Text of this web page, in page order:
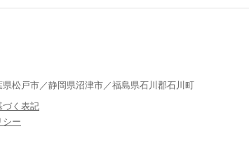
松戸市／静岡県沼津市／福島県石川郡石川町
づく表記
シー